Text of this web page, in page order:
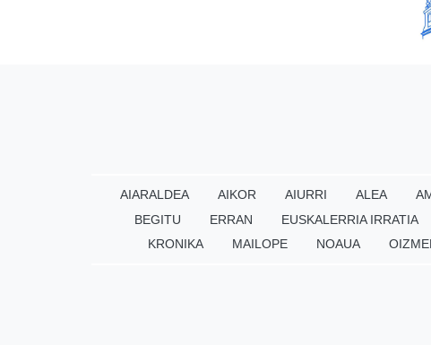
AIARALDEA AIKOR AIURRI ALEA
BEGITU
ERRAN EUSKALERRIA IRRATIA
KRONIKA
MAILOPE NOAUA